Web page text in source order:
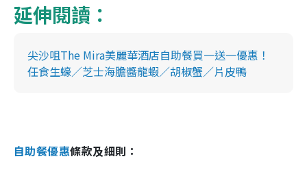
延伸閱讀：
尖沙咀The Mira美麗華酒店自助餐買一送一優惠！
任食生蠔／芝士海膽醬龍蝦／胡椒蟹／片皮鴨
自助餐優惠條款及細則：